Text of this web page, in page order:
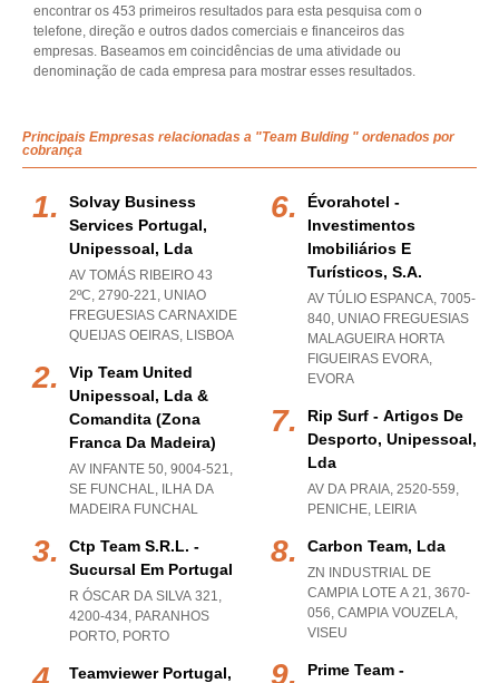
encontrar os 453 primeiros resultados para esta pesquisa com o
telefone, direção e outros dados comerciais e financeiros das
empresas. Baseamos em coincidências de uma atividade ou
denominação de cada empresa para mostrar esses resultados.
Principais Empresas relacionadas a "Team Bulding " ordenados por
cobrança
Solvay Business
Services Portugal,
Unipessoal, Lda
AV TOMÁS RIBEIRO 43
2ºC, 2790-221, UNIAO
FREGUESIAS CARNAXIDE
QUEIJAS OEIRAS, LISBOA
Vip Team United
Unipessoal, Lda &
Comandita (zona
Franca Da Madeira)
AV INFANTE 50, 9004-521,
SE FUNCHAL, ILHA DA
MADEIRA FUNCHAL
Ctp Team S.r.l. -
Sucursal Em Portugal
R ÓSCAR DA SILVA 321,
4200-434, PARANHOS
PORTO, PORTO
Teamviewer Portugal,
Évorahotel -
Investimentos
Imobiliários E
Turísticos, S.a.
AV TÚLIO ESPANCA, 7005-
840, UNIAO FREGUESIAS
MALAGUEIRA HORTA
FIGUEIRAS EVORA,
EVORA
Rip Surf - Artigos De
Desporto, Unipessoal,
Lda
AV DA PRAIA, 2520-559,
PENICHE, LEIRIA
Carbon Team, Lda
ZN INDUSTRIAL DE
CAMPIA LOTE A 21, 3670-
056, CAMPIA VOUZELA,
VISEU
Prime Team -